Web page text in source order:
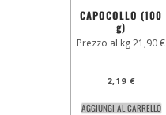
CAPOCOLLO (100
g)
Prezzo al kg 21,90 €
2,19€
AGGIUNGI AL CARRELLO